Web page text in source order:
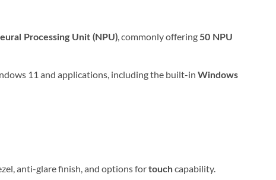
Processing Unit (NPU), commonly offering 50 NPU
11 and applications, including the built-in Windows
anti-glare finish, and options fortouch capability.